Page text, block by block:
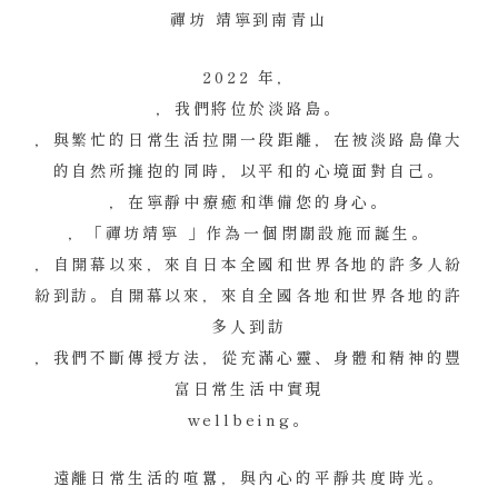
禪坊 靖寧到南青山
2022 年，
，我們將位於淡路島。
，與繁忙的日常生活拉開一段距離，在被淡路島偉大
的自然所擁抱的同時，以平和的心境面對自己。
，在寧靜中療癒和準備您的身心。
，「禪坊靖寧 」作為一個閉關設施而誕生。
，自開幕以來，來自日本全國和世界各地的許多人紛
紛到訪。自開幕以來，來自全國各地和世界各地的許
多人到訪
，我們不斷傳授方法，從充滿心靈、身體和精神的豐
富日常生活中實現
wellbeing。
遠離日常生活的喧囂，與內心的平靜共度時光。